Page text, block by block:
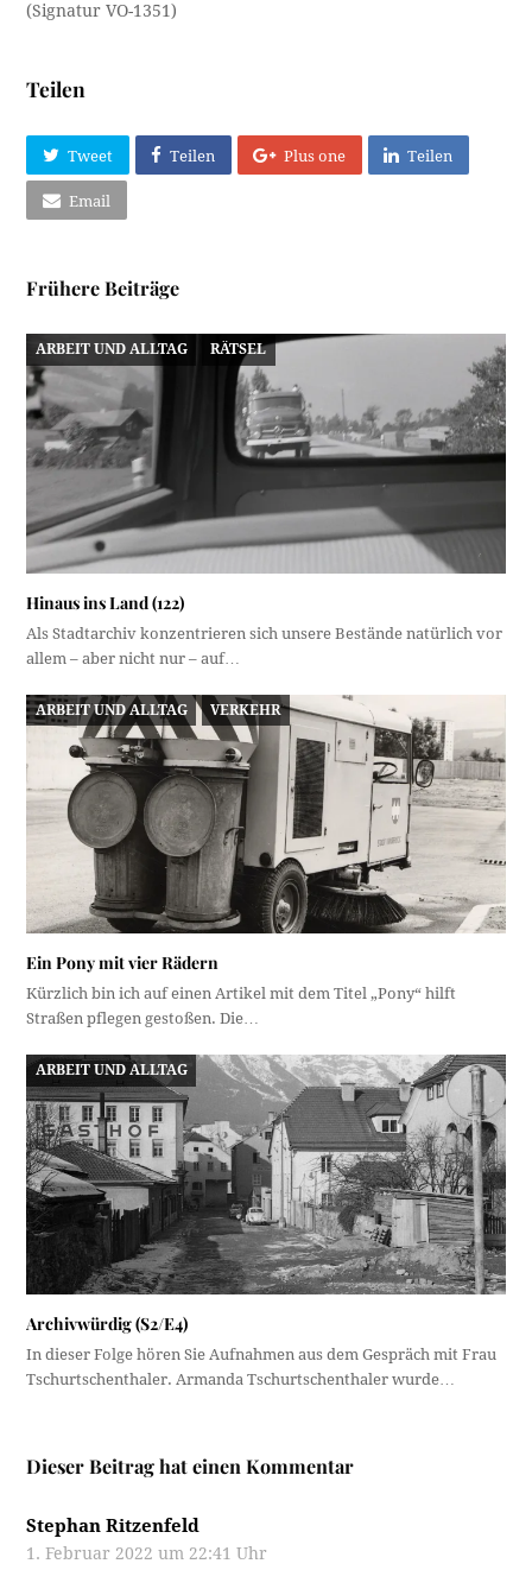
(Signatur VO-1351)
Teilen
Tweet Teilen Plus one Teilen
Email
Frühere Beiträge
ARBEIT UND ALLTAG RÄTSEL
Hinaus ins Land (122)
Als Stadtarchiv konzentrieren sich unsere Bestände natürlich vor
allem – aber nicht nur – auf…
ARBEIT UND ALLTAG VERKEHR
Ein Pony mit vier Rädern
Kürzlich bin ich auf einen Artikel mit dem Titel „Pony“ hilft
Straßen pflegen gestoßen. Die…
ARBEIT UND ALLTAG
Archivwürdig (S2/E4)
In dieser Folge hören Sie Aufnahmen aus dem Gespräch mit Frau
Tschurtschenthaler. Armanda Tschurtschenthaler wurde…
Dieser Beitrag hat einen Kommentar
Stephan Ritzenfeld
1. Februar 2022 um 22:41 Uhr